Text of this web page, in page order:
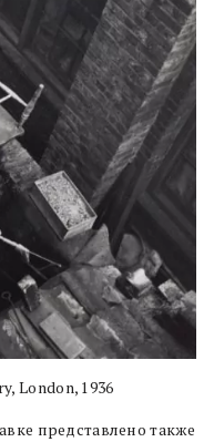
London, 1936
представлено также